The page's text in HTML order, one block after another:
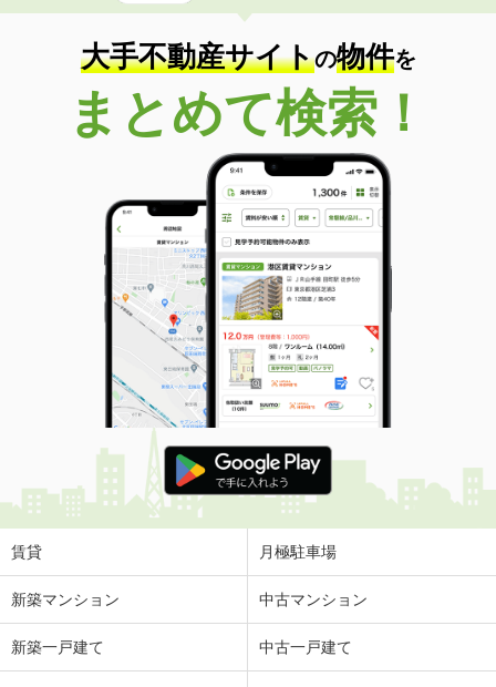
大手不動産サイトの物件を
まとめて検索！
賃貸 月極駐車場
新築マンション 中古マンション
新築一戸建て 中古一戸建て